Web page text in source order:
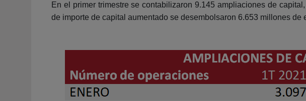
En el primer trimestre se contabilizaron 9.145 ampliaciones de
de importe de capital aumentado se desembolsaron 6.653 millones